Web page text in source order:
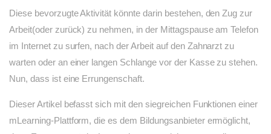
Diese bevorzugte Aktivität könnte darin bestehen, den Zug zur
Arbeit(oder zurück) zu nehmen, in der Mittagspause am Telefon
im Internet zu surfen, nach der Arbeit auf den Zahnarzt zu
warten oder an einer langen Schlange vor der Kasse zu stehen.
Nun, dass ist eine Errungenschaft.
Dieser Artikel befasst sich mit den siegreichen Funktionen einer
mLearning-Plattform, die es dem Bildungsanbieter ermöglicht,